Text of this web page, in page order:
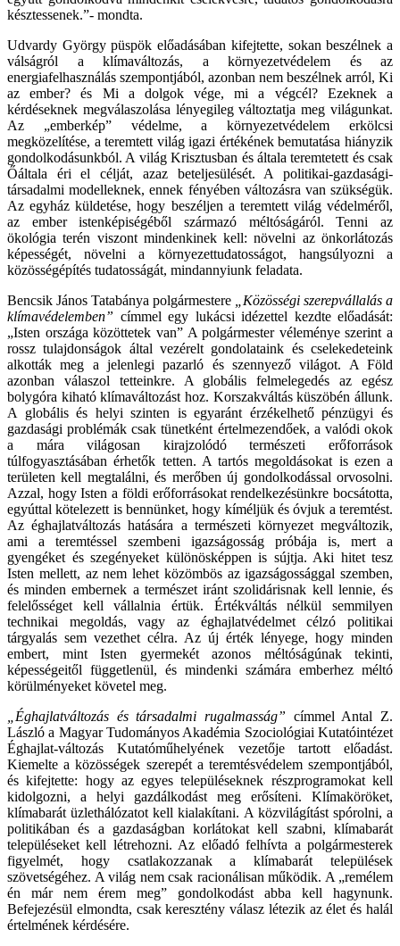
késztessenek.”- mondta.
Udvardy György püspök előadásában kifejtette, sokan beszélnek a
válságról a klímaváltozás, a környezetvédelem és az
energiafelhasználás szempontjából, azonban nem beszélnek arról, Ki
az ember? és Mi a dolgok vége, mi a végcél? Ezeknek a
kérdéseknek megválaszolása lényegileg változtatja meg világunkat.
Az „emberkép” védelme, a környezetvédelem erkölcsi
megközelítése, a teremtett világ igazi értékének bemutatása hiányzik
gondolkodásunkból. A világ Krisztusban és általa teremtetett és csak
Őáltala éri el célját, azaz beteljesülését. A politikai-gazdasági-
társadalmi modelleknek, ennek fényében változásra van szükségük.
Az egyház küldetése, hogy beszéljen a teremtett világ védelméről,
az ember istenképiségéből származó méltóságáról. Tenni az
ökológia terén viszont mindenkinek kell: növelni az önkorlátozás
képességét, növelni a környezettudatosságot, hangsúlyozni a
közösségépítés tudatosságát, mindannyiunk feladata.
Bencsik János Tatabánya polgármestere
„Közösségi szerepvállalás a
klímavédelemben” címmel egy lukácsi idézettel kezdte előadását:
„Isten országa közöttetek van” A polgármester véleménye szerint a
rossz tulajdonságok által vezérelt gondolataink és cselekedeteink
alkották meg a jelenlegi pazarló és szennyező világot. A Föld
azonban válaszol tetteinkre. A globális felmelegedés az egész
bolygóra kiható klímaváltozást hoz. Korszakváltás küszöbén állunk.
A globális és helyi szinten is egyaránt érzékelhető pénzügyi és
gazdasági problémák csak tünetként értelmezendőek, a valódi okok
a mára világosan kirajzolódó természeti erőforrások
túlfogyasztásában érhetők tetten. A tartós megoldásokat is ezen a
területen kell megtalálni, és merőben új gondolkodással orvosolni.
Azzal, hogy Isten a földi erőforrásokat rendelkezésünkre bocsátotta,
egyúttal kötelezett is bennünket, hogy kíméljük és óvjuk a teremtést.
Az éghajlatváltozás hatására a természeti környezet megváltozik,
ami a teremtéssel szembeni igazságosság próbája is, mert a
gyengéket és szegényeket különösképpen is sújtja. Aki hitet tesz
Isten mellett, az nem lehet közömbös az igazságossággal szemben,
és minden embernek a természet iránt szolidárisnak kell lennie, és
felelősséget kell vállalnia értük. Értékváltás nélkül semmilyen
technikai megoldás, vagy az éghajlatvédelmet célzó politikai
tárgyalás sem vezethet célra. Az új érték lényege, hogy minden
embert, mint Isten gyermekét azonos méltóságúnak tekinti,
képességeitől függetlenül, és mindenki számára emberhez méltó
körülményeket követel meg.
„Éghajlatváltozás és társadalmi rugalmasság” címmel Antal Z.
László a Magyar Tudományos Akadémia Szociológiai Kutatóintézet
Éghajlat-változás Kutatóműhelyének vezetője tartott előadást.
Kiemelte a közösségek szerepét a teremtésvédelem szempontjából,
és kifejtette: hogy az egyes településeknek részprogramokat kell
kidolgozni, a helyi gazdálkodást meg erősíteni. Klímaköröket,
klímabarát üzlethálózatot kell kialakítani. A közvilágítást spórolni, a
politikában és a gazdaságban korlátokat kell szabni, klímabarát
településeket kell létrehozni. Az előadó felhívta a polgármesterek
figyelmét, hogy csatlakozzanak a klímabarát települések
szövetségéhez. A világ nem csak racionálisan működik. A „remélem
én már nem érem meg” gondolkodást abba kell hagynunk.
Befejezésül elmondta, csak keresztény válasz létezik az élet és halál
értelmének kérdésére.